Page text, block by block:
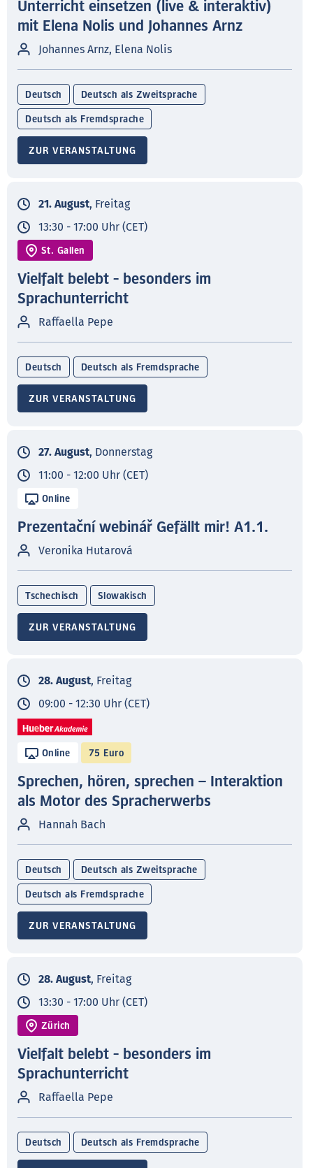
Unterricht einsetzen (live & interaktiv)
mit Elena Nolis und Johannes Arnz
Johannes Arnz, Elena Nolis
Deutsch Deutsch als Zweitsprache
Deutsch als Fremdsprache
ZUR VERANSTALTUNG
21. August, Freitag
13:30 - 17:00 Uhr (CET)
St. Gallen
Vielfalt belebt - besonders im
Sprachunterricht
Raffaella Pepe
Deutsch Deutsch als Fremdsprache
ZUR VERANSTALTUNG
27. August, Donnerstag
11:00 - 12:00 Uhr (CET)
Online
Prezentační webinář Gefällt mir! A1.1.
Veronika Hutarová
Tschechisch Slowakisch
ZUR VERANSTALTUNG
28. August, Freitag
09:00 - 12:30 Uhr (CET)
Online 75 Euro
Sprechen, hören, sprechen – Interaktion
als Motor des Spracherwerbs
Hannah Bach
Deutsch Deutsch als Zweitsprache
Deutsch als Fremdsprache
ZUR VERANSTALTUNG
28. August, Freitag
13:30 - 17:00 Uhr (CET)
Zürich
Vielfalt belebt - besonders im
Sprachunterricht
Raffaella Pepe
Deutsch Deutsch als Fremdsprache